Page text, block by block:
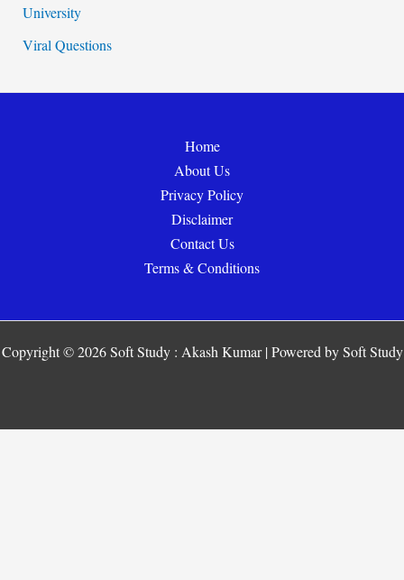
University
Viral Questions
Home
About Us
Privacy Policy
Disclaimer
Contact Us
Terms & Conditions
Copyright © 2026 Soft Study : Akash Kumar | Powered by Soft Study